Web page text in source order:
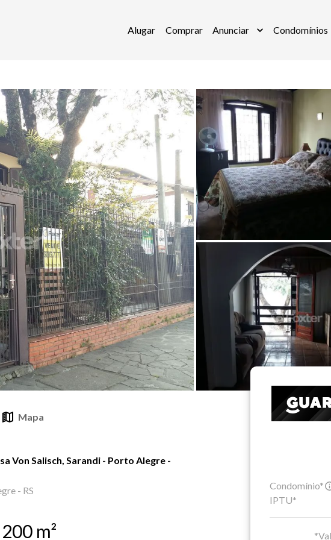
Alugar Comprar Anunciar Condomínios
Mapa
Von Salisch, Sarandi - Porto Alegre -
- RS
200 m²
Condomínio*
IPTU*